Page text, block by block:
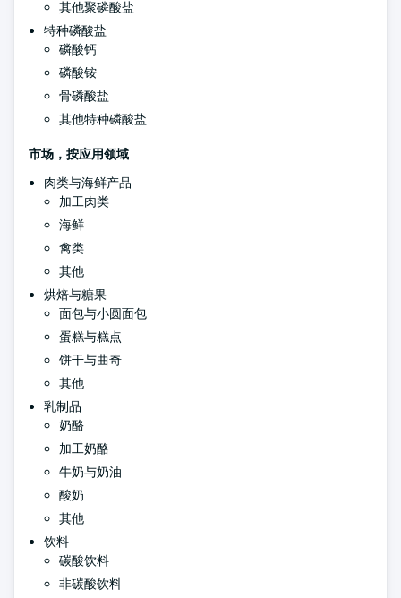
其他聚磷酸盐
特种磷酸盐
磷酸钙
磷酸铵
骨磷酸盐
其他特种磷酸盐
市场，按应用领域
肉类与海鲜产品
加工肉类
海鲜
禽类
其他
烘焙与糖果
面包与小圆面包
蛋糕与糕点
饼干与曲奇
其他
乳制品
奶酪
加工奶酪
牛奶与奶油
酸奶
其他
饮料
碳酸饮料
非碳酸饮料